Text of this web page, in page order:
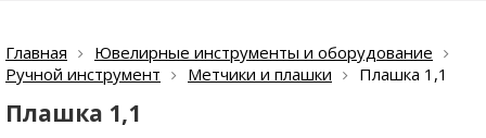
Главная
Ювелирные инструменты и оборудование
Ручной инструмент
Метчики и плашки Плашка 1,1
Плашка 1,1